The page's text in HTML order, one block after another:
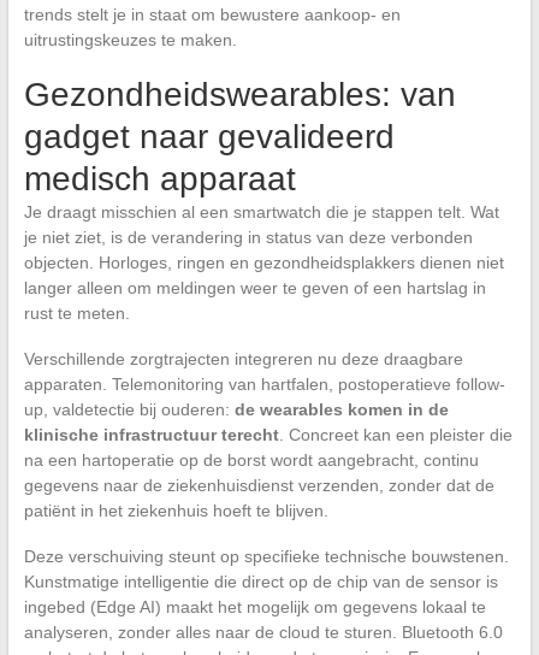
trends stelt je in staat om bewustere aankoop- en
uitrustingskeuzes te maken.
Gezondheidswearables: van
gadget naar gevalideerd
medisch apparaat
Je draagt misschien al een smartwatch die je stappen telt. Wat
je niet ziet, is de verandering in status van deze verbonden
objecten. Horloges, ringen en gezondheidsplakkers dienen niet
langer alleen om meldingen weer te geven of een hartslag in
rust te meten.
Verschillende zorgtrajecten integreren nu deze draagbare
apparaten. Telemonitoring van hartfalen, postoperatieve follow-
up, valdetectie bij ouderen: de wearables komen in de
klinische infrastructuur terecht. Concreet kan een pleister die
na een hartoperatie op de borst wordt aangebracht, continu
gegevens naar de ziekenhuisdienst verzenden, zonder dat de
patiënt in het ziekenhuis hoeft te blijven.
Deze verschuiving steunt op specifieke technische bouwstenen.
Kunstmatige intelligentie die direct op de chip van de sensor is
ingebed (Edge AI) maakt het mogelijk om gegevens lokaal te
analyseren, zonder alles naar de cloud te sturen. Bluetooth 6.0